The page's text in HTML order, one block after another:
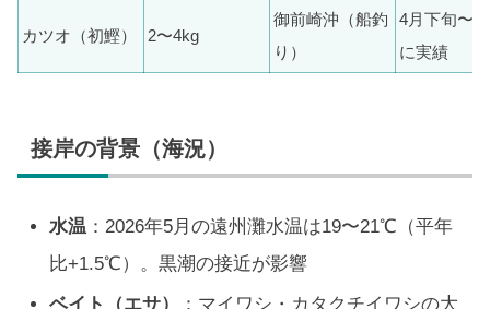
カツオ（初鰹） 2〜4kg
御前崎沖（船釣
り）
4月下旬〜
に実績
接岸の背景（海況）
水温 ：2026年5月の遠州灘水温は19〜21℃（平年
比+1.5℃）。黒潮の接近が影響
ベイト（エサ）
：マイワシ・カタクチイワシの大